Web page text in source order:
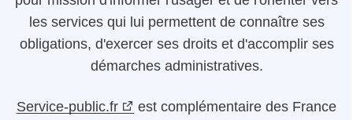
les services qui lui permettent de connaître ses
obligations, d'exercer ses droits et d'accomplir ses
démarches administratives.
Service-public.fr
est complémentaire des France